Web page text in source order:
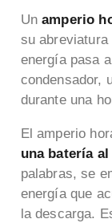
Unamperio
su
energía pasa
condensador,
durante una
El amperio
una batería
palabras, se
energía que
la descarga.